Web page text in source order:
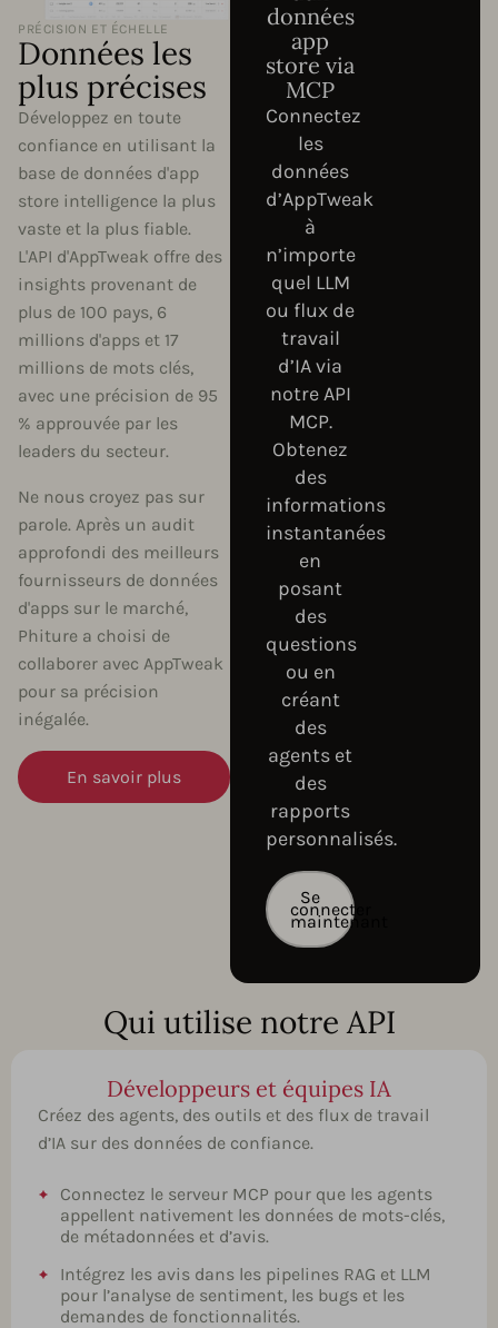
PRÉCISION ET ÉCHELLE
Données les
plus précises
Développez en toute
confiance en utilisant la
base de données d'app
store intelligence la plus
vaste et la plus fiable.
L'API d'AppTweak offre des
insights provenant de
plus de 100 pays, 6
millions d'apps et 17
millions de mots clés,
avec une précision de 95
% approuvée par les
leaders du secteur.
Ne nous croyez pas sur
parole. Après un audit
approfondi des meilleurs
fournisseurs de données
d'apps sur le marché,
Phiture a choisi de
collaborer avec AppTweak
pour sa précision
inégalée.
En savoir plus
données
app
store via
MCP
Connectez
les
données
d’AppTweak
à
n’importe
quel LLM
ou flux de
travail
d’IA via
notre API
MCP.
Obtenez
des
informations
instantanées
en
posant
des
questions
ou en
créant
des
agents et
des
rapports
personnalisés.
Se
connecter
maintenant
Qui utilise notre API
Développeurs et équipes IA
Créez des agents, des outils et des flux de travail
d’IA sur des données de confiance.
Connectez le serveur MCP pour que les agents
appellent nativement les données de mots-clés,
de métadonnées et d’avis.
Intégrez les avis dans les pipelines RAG et LLM
pour l’analyse de sentiment, les bugs et les
demandes de fonctionnalités.